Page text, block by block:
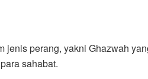
perang, yakni Ghazwah
sahabat.